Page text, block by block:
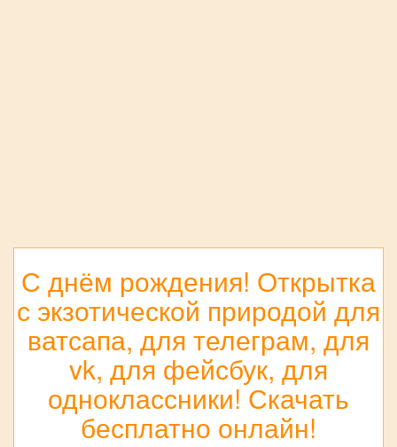
С днём рождения! Открытка
с экзотической природой для
ватсапа, для телеграм, для
vk, для фейсбук, для
одноклассники! Скачать
бесплатно онлайн!